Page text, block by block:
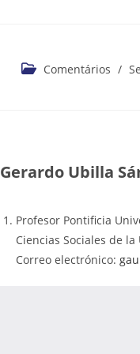
Comentários /
Gerardo Ubilla
Profesor Pontificia
Ciencias Sociales de
Correo electrónico: